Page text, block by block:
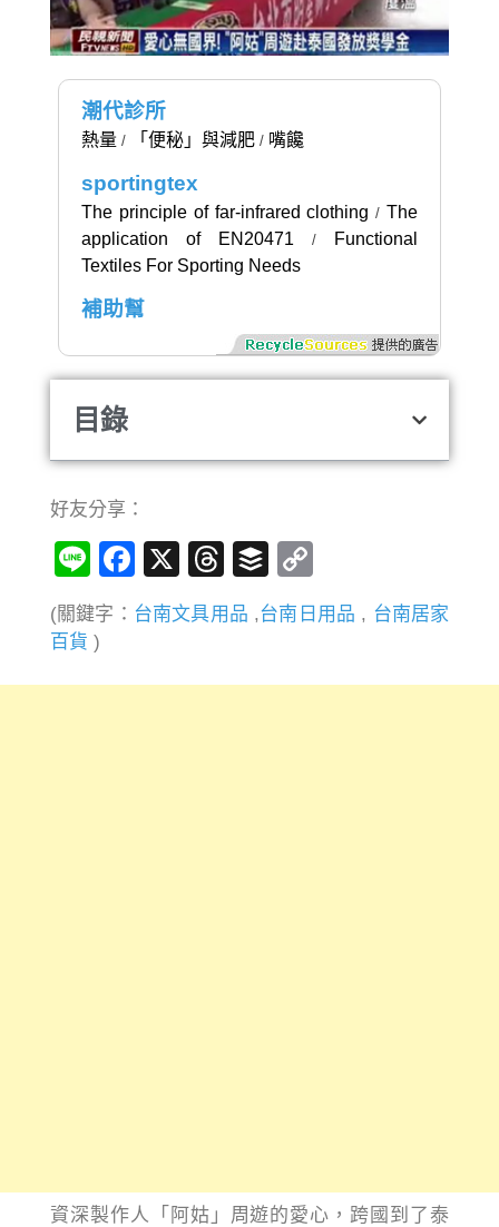
潮代診所
熱量/ 「便秘」與減肥/ 嘴饞
sportingtex
The principle of far-infrared clothing / The
application of EN20471 /
Functional
Textiles For Sporting Needs
補助幫
目錄
好友分享：
LineFacebook
X Threads
Buffer
Link
(關鍵字： 台南文具用品 ,台南日用品 , 台南居家
百貨 )
資深製作人「阿姑」周遊的愛心，跨國到了泰